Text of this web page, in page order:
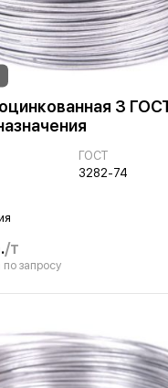
3
ГОСТ
3282-74
/т
запросу